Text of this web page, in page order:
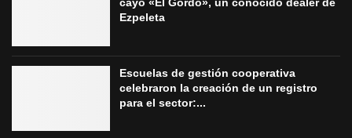
Ezpeleta
Escuelas de gestión cooperativa
celebraron la creación de un registro
para el sector:...